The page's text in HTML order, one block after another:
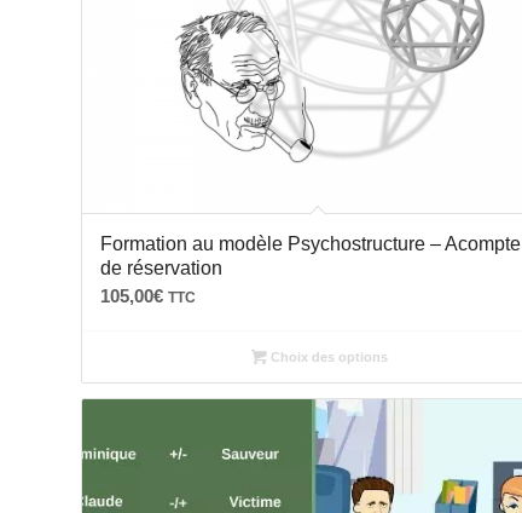
Formation au modèle Psychostructure – Acompte
de réservation
105,00€ TTC
Choix des options